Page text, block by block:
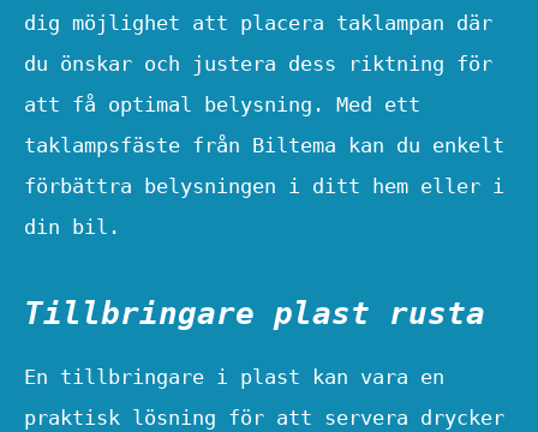
dig möjlighet att placera taklampan där
du önskar och justera dess riktning för
att få optimal belysning. Med ett
taklampsfäste från Biltema kan du enkelt
förbättra belysningen i ditt hem eller i
din bil.
Tillbringare plast rusta
En tillbringare i plast kan vara en
praktisk lösning för att servera drycker